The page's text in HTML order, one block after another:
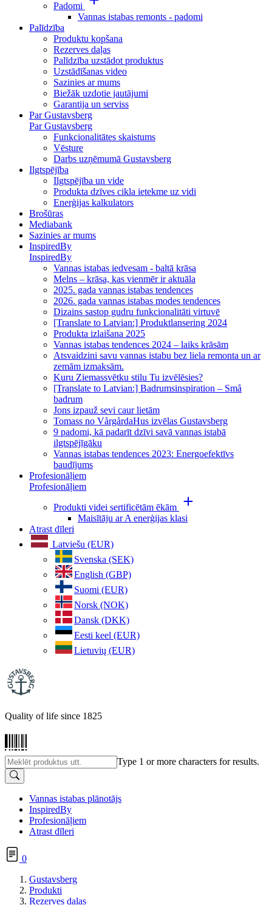
Padomi
Vannas istabas remonts - padomi
Palīdzība
Produktu kopšana
Rezerves daļas
Palīdzība uzstādot produktus
Uzstādīšanas video
Sazinies ar mums
Biežāk uzdotie jautājumi
Garantija un serviss
Par Gustavsberg
Par Gustavsberg
Funkcionalitātes skaistums
Vēsture
Darbs uzņēmumā Gustavsberg
Ilgtspējība
Ilgtspējība un vide
Produkta dzīves cikla ietekme uz vidi
Enerģijas kalkulators
Brošūras
Mediabank
Sazinies ar mums
InspiredBy
InspiredBy
Vannas istabas iedvesam - baltā krāsa
Melns – krāsa, kas vienmēr ir aktuāla
2025. gada vannas istabas tendences
2026. gada vannas istabas modes tendences
Dizains sastop gudru funkcionalitāti virtuvē
[Translate to Latvian:] Produktlansering 2024
Produkta izlaišana 2025
Vannas istabas tendences 2024 – laiks krāsām
Atsvaidzini savu vannas istabu bez liela remonta un ar
zemām izmaksām.
Kuru Ziemassvētku stilu Tu izvēlēsies?
[Translate to Latvian:] Badrumsinspiration – Små
badrum
Jons izpauž sevi caur lietām
Tomass no VårgårdaHus izvēlas Gustavsberg
9 padomi, kā padarīt dzīvi savā vannas istabā
ilgtspējīgāku
Vannas istabas tendences 2023: Energoefektīvs
baudījums
Profesionāļiem
Profesionāļiem
Produkti videi sertificētām ēkām
Maisītāju ar A enerģijas klasi
Atrast dīleri
Latviešu (EUR)
Svenska (SEK)
English (GBP)
Suomi (EUR)
Norsk (NOK)
Dansk (DKK)
Eesti keel (EUR)
Lietuvių (EUR)
Quality of life since 1825
Type 1 or more characters for results.
Vannas istabas plānotājs
InspiredBy
Profesionāļiem
Atrast dīleri
0
Gustavsberg
Produkti
Rezerves daļas